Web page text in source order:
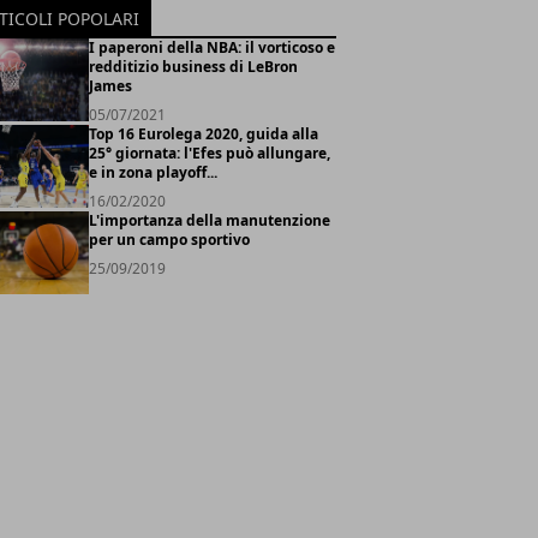
POPOLARI
I paperoni della NBA: il vorticoso e
redditizio business di LeBron
James
05/07/2021
Top 16 Eurolega 2020, guida alla
25° giornata: l'Efes può allungare,
e in zona playoff...
16/02/2020
L'importanza della manutenzione
per un campo sportivo
25/09/2019